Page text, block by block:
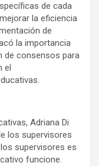
de cada
la eficiencia
de
la importancia
de consensos para
el
Adriana Di
los supervisores
supervisores es
funcione.